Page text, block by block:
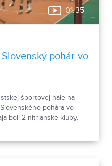
01:35
pohár vo
športovej hale na
pohára vo
boli 2 nitrianske kluby.